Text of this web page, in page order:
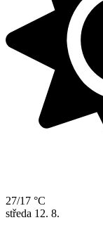
27/17 °C
středa 12. 8.